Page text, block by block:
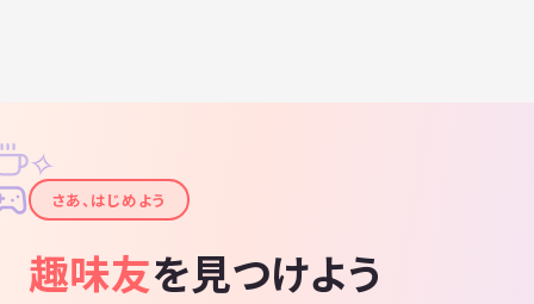
✦
✧
さあ、はじめよう
趣味友を見つけよう